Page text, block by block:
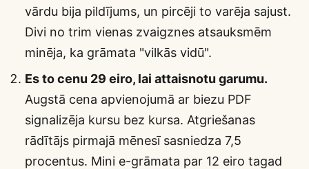
vārdu bija pildījums, un pircēji to varēja sajust.
Divi no trim vienas zvaigznes atsauksmēm
minēja, ka grāmata "vilkās vidū".
Es to cenu 29 eiro, lai attaisnotu garumu.
Augstā cena apvienojumā ar biezu PDF
signalizēja kursu bez kursa. Atgriešanas
rādītājs pirmajā mēnesī sasniedza 7,5
procentus. Mini e-grāmata par 12 eiro tagad